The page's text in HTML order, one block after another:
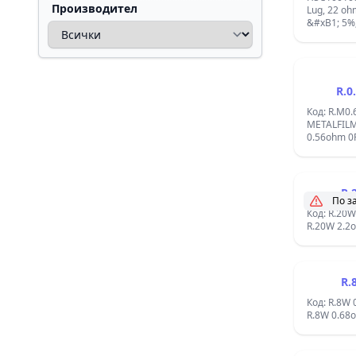
Производител
Lug, 22
&#xB1;
Код:
0.56ohm
По
Код:
R.20W
Код: R.8W
R.8W